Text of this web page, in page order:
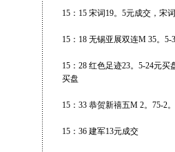
15：15 宋词19。5元成交，宋
15：18 无锡亚展双连M 35。
15：28 红色足迹23。5-24元
买盘
15：33 恭贺新禧五M 2。75-2
15：36 建军13元成交